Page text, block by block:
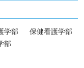
学部
保健看護学部
部